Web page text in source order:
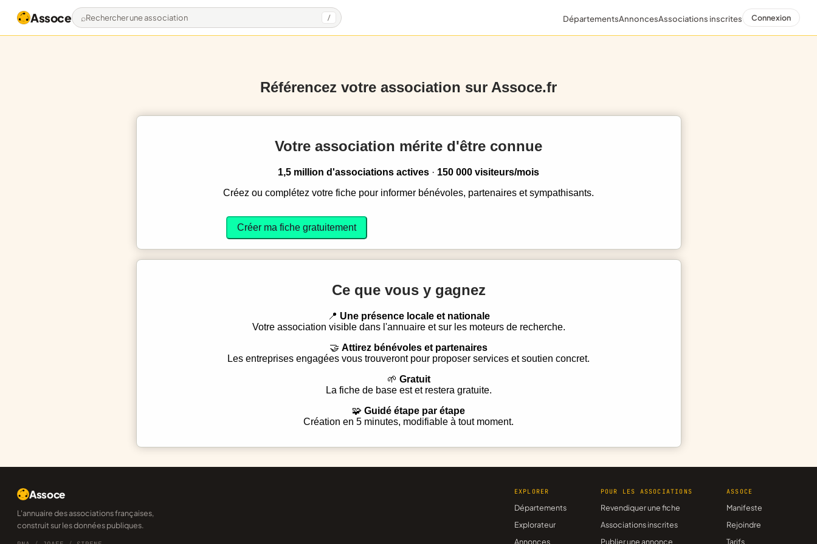
Assoce Rechercher une association / DépartementsAnnoncesAssociations inscrites Connexion
Référencez votre association sur Assoce.fr
Votre association mérite d'être connue
1,5 million d'associations actives · 150 000 visiteurs/mois
Créez ou complétez votre fiche pour informer bénévoles, partenaires et sympathisants.
Créer ma fiche gratuitement
Ce que vous y gagnez
Une présence locale et nationale
Votre association visible dans l'annuaire et sur les moteurs de recherche.
Attirez bénévoles et partenaires
Les entreprises engagées vous trouveront pour proposer services et soutien concret.
Gratuit
La fiche de base est et restera gratuite.
Guidé étape par étape
Création en 5 minutes, modifiable à tout moment.
Assoce
L'annuaire des associations françaises,
construit sur les données publiques.
EXPLORER
Départements
Explorateur
Annonces
POUR LES ASSOCIATIONS
Revendiquer une fiche
Associations inscrites
Publier une annonce
ASSOCE
Manifeste
Rejoindre
Tarifs